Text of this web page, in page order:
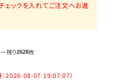
ェックを入れてご注文へお進
残り2628枚
：2026-08-07 19:07:07）